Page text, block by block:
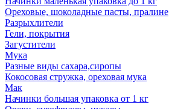
Ореховые, шоколадные пасты, пралине
Разрыхлители
Гели, покрытия
Загустители
Мука
Разные виды сахара,сиропы
Кокосовая стружка, ореховая мука
Мак
Начинки большая упаковка от 1 кг